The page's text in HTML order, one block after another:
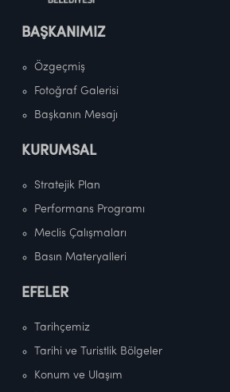
BAŞKANIMIZ
Özgeçmiş
Fotoğraf Galerisi
Başkanın Mesajı
KURUMSAL
Stratejik Plan
Performans Programı
Meclis Çalışmaları
Basın Materyalleri
EFELER
Tarihçemiz
Tarihi ve Turistlik Bölgeler
Konum ve Ulaşım